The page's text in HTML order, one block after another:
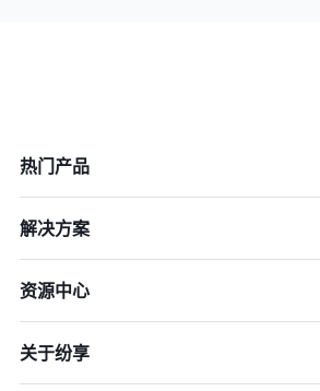
热门产品
解决方案
资源中心
关于纷享